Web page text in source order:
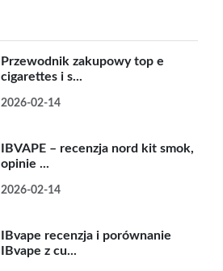
Przewodnik zakupowy top e
cigarettes i s...
2026-02-14
IBVAPE – recenzja nord kit smok,
opinie ...
2026-02-14
IBvape recenzja i porównanie
IBvape z cu...